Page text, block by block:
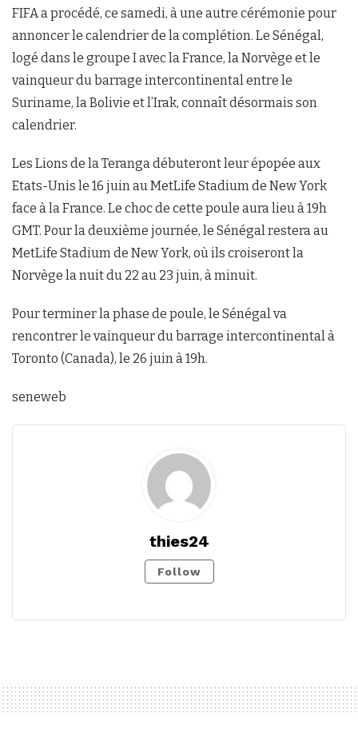
FIFA a procédé, ce samedi, à une autre cérémonie pour
annoncer le calendrier de la complétion. Le Sénégal,
logé dans le groupe I avec la France, la Norvège et le
vainqueur du barrage intercontinental entre le
Suriname, la Bolivie et l’Irak, connaît désormais son
calendrier.
Les Lions de la Teranga débuteront leur épopée aux
Etats-Unis le 16 juin au MetLife Stadium de New York
face à la France. Le choc de cette poule aura lieu à 19h
GMT. Pour la deuxième journée, le Sénégal restera au
MetLife Stadium de New York, où ils croiseront la
Norvège la nuit du 22 au 23 juin, à minuit.
Pour terminer la phase de poule, le Sénégal va
rencontrer le vainqueur du barrage intercontinental à
Toronto (Canada), le 26 juin à 19h.
seneweb
thies24
Follow